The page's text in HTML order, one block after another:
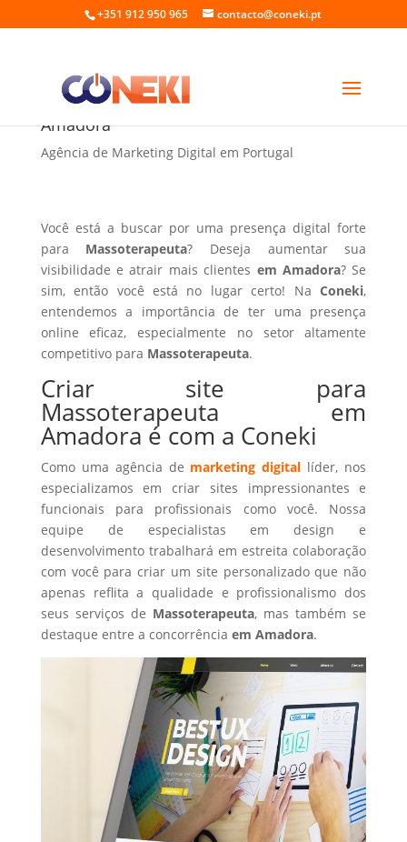
+351 912 950 965 contacto@coneki.pt
Criar site para Massoterapeuta em
Amadora
Agência de Marketing Digital em Portugal
Você está a buscar por uma presença digital forte
para Massoterapeuta? Deseja aumentar sua
visibilidade e atrair mais clientes em Amadora? Se
sim, então você está no lugar certo! NaConeki,
entendemos a importância de ter uma presença
online eficaz, especialmente no setor altamente
competitivo para Massoterapeuta.
Criar site para
Massoterapeuta em
Amadora é com a Coneki
Como uma agência de marketing digital líder, nos
especializamos em criar sites impressionantes e
funcionais para profissionais como você. Nossa
equipe de especialistas em design e
desenvolvimento trabalhará em estreita colaboração
com você para criar um site personalizado que não
apenas reflita a qualidade e profissionalismo dos
seus serviços de Massoterapeuta, mas também se
destaque entre a concorrência em Amadora.